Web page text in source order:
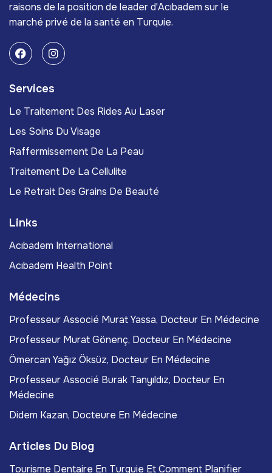
raisons de la position de leader d'Acıbadem sur le
marché privé de la santé en Turquie.
Services
Le Traitement Des Rides Au Laser
Les Soins Du Visage
Raffermissement De La Peau
Traitement De La Cellulite
Le Retrait Des Grains De Beauté
Links
Acıbadem International
Acıbadem Health Point
Médecins
Professeur Associé Murat Yassa, Docteur En Médecine
Professeur Murat Gönenç, Docteur En Médecine
Ömercan Yağız Öksüz, Docteur En Médecine
Professeur Associé Burak Tanyıldız, Docteur En
Médecine
Didem Kazan, Docteure En Médecine
Articles Du Blog
Tourisme Dentaire En Turquie Et Comment Planifier